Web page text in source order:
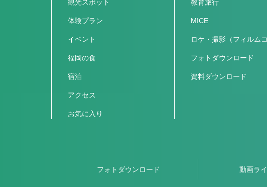
観光スポット
体験プラン
イベント
福岡の食
宿泊
アクセス
お気に入り
教育旅行
MICE
ロケ・撮影（フィルム
フォトダウンロード
資料ダウンロード
フォトダウンロード 動画ラ